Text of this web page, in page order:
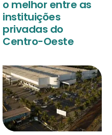
o melhor entre as
instituições
privadas do
Centro-Oeste